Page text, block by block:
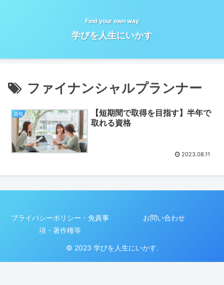
Find your own way
学びを人生にいかす
ファイナンシャルプランナー
資格
【短期間で取得を目指す】半年で
取れる資格
2023.08.11
プライバシーポリシー・免責事
項・著作権等
お問い合わせ
© 2023 学びを人生にいかす.